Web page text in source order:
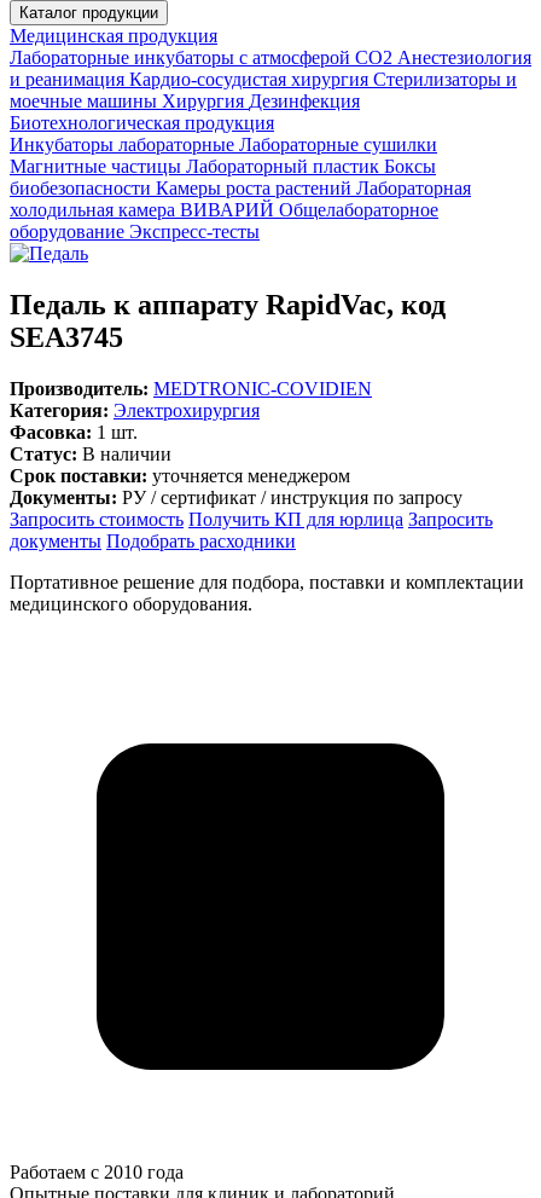
Каталог продукции
Медицинская продукция
Лабораторные инкубаторы с атмосферой CO2 Анестезиология
и реанимация Кардио-сосудистая хирургия Стерилизаторы и
моечные машины Хирургия Дезинфекция
Биотехнологическая продукция
Инкубаторы лабораторные Лабораторные сушилки
Магнитные частицы Лабораторный пластик Боксы
биобезопасности Камеры роста растений Лабораторная
холодильная камера ВИВАРИЙ Общелабораторное
оборудование Экспресс-тесты
Педаль к аппарату RapidVac, код
SEА3745
Производитель: MEDTRONIC-COVIDIEN
Категория: Электрохирургия
Фасовка: 1 шт.
Статус: В наличии
Срок поставки: уточняется менеджером
Документы: РУ / сертификат / инструкция по запросу
Запросить стоимость Получить КП для юрлица Запросить
документы Подобрать расходники
Портативное решение для подбора, поставки и комплектации
медицинского оборудования.
Работаем с 2010 года
Опытные поставки для клиник и лабораторий.